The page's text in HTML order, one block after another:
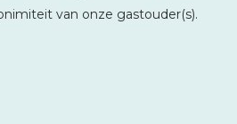
van onze gastouder(s).